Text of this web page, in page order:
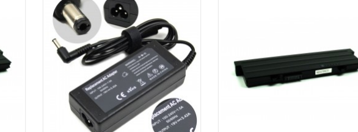
OCZEKIWANIE NA DOSTAWĘ OCZEKIWANIE NA DOSTAWĘ